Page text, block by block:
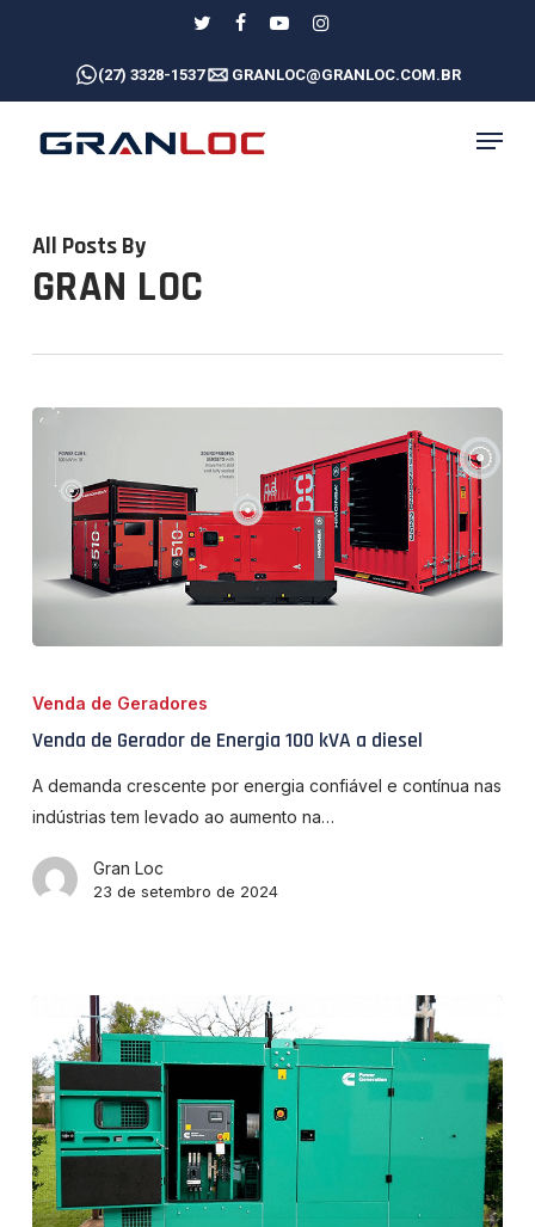
content
twitterfacebookyoutubeinstagram
(27) 3328-1537 GRANLOC@GRANLOC.COM.BR
All Posts By
GRAN LOC
de
Energia
100
a
Venda de Geradores
Venda de Gerador de Energia 100 kVA a diesel
A demanda crescente por energia confiável e contínua nas
indústrias tem levado ao aumento na…
Gran Loc
23 de setembro de 2024